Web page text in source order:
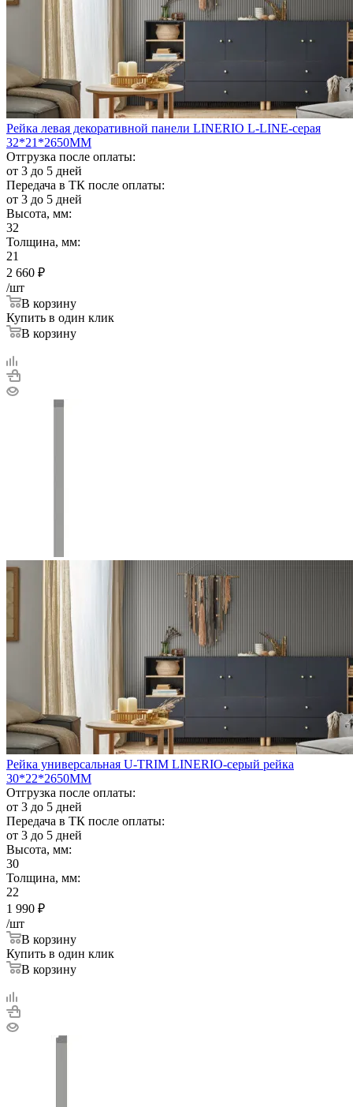
Рейка левая декоративной панели LINERIO L-LINE-серая
32*21*2650ММ
Отгрузка после оплаты:
от 3 до 5 дней
Передача в ТК после оплаты:
от 3 до 5 дней
Высота, мм:
32
Толщина, мм:
21
2 660 ₽
/шт
В корзину
Купить в один клик
В корзину
Рейка универсальная U-TRIM LINERIO-серый рейка
30*22*2650ММ
Отгрузка после оплаты:
от 3 до 5 дней
Передача в ТК после оплаты:
от 3 до 5 дней
Высота, мм:
30
Толщина, мм:
22
1 990 ₽
/шт
В корзину
Купить в один клик
В корзину